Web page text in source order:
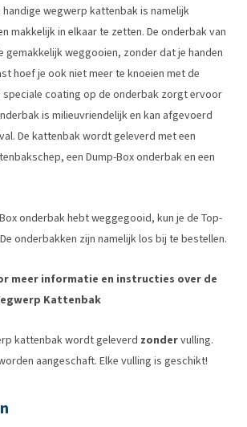
handige wegwerp kattenbak is namelijk
makkelijk in elkaar te zetten. De onderbak van
gemakkelijk weggooien, zonder dat je handen
hoef je ook niet meer te knoeien met de
speciale coating op de onderbak zorgt ervoor
is milieuvriendelijk en kan afgevoerd
De kattenbak wordt geleverd met een
een Dump-Box onderbak en een
onderbak hebt weggegooid, kun je de Top-
onderbakken zijn namelijk los bij te bestellen.
meer informatie en instructies over de
Kattenbak
kattenbak wordt geleverd zondervulling.
aangeschaft. Elke vulling is geschikt!